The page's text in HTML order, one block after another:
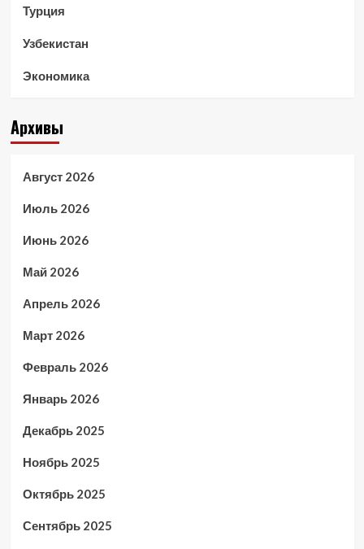
Турция
Узбекистан
Экономика
Архивы
Август 2026
Июль 2026
Июнь 2026
Май 2026
Апрель 2026
Март 2026
Февраль 2026
Январь 2026
Декабрь 2025
Ноябрь 2025
Октябрь 2025
Сентябрь 2025